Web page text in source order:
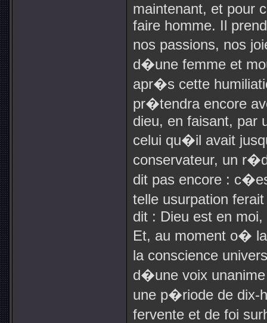
maintenant, et pour
faire homme. Il
nos passions, nos
d�une femme et
apr�s cette
pr�tendra encore
dieu, en faisant, par
celui qu�il avait
conservateur, un
dit pas encore :
telle usurpation
dit : Dieu est en
Et, au moment o�
la conscience
d�une voix
une p�riode de
fervente et de foi